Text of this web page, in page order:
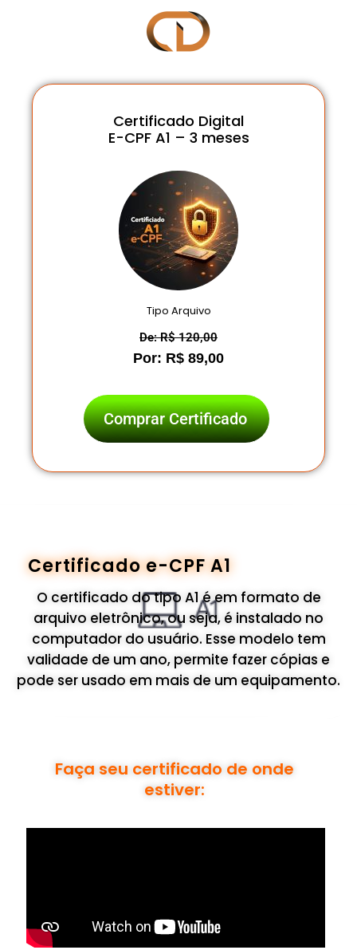
Certificado Digital
E-CPF A1 – 3 meses
Tipo Arquivo
De: R$ 120,00
Por: R$ 89,00
Comprar Certificado
Certificado e-CPF A1
O certificado do tipo A1 é em formato de
arquivo eletrônico, ou seja, é instalado no
computador do usuário. Esse modelo tem
validade de um ano, permite fazer cópias e
pode ser usado em mais de um equipamento.
Faça seu certificado de onde
estiver: